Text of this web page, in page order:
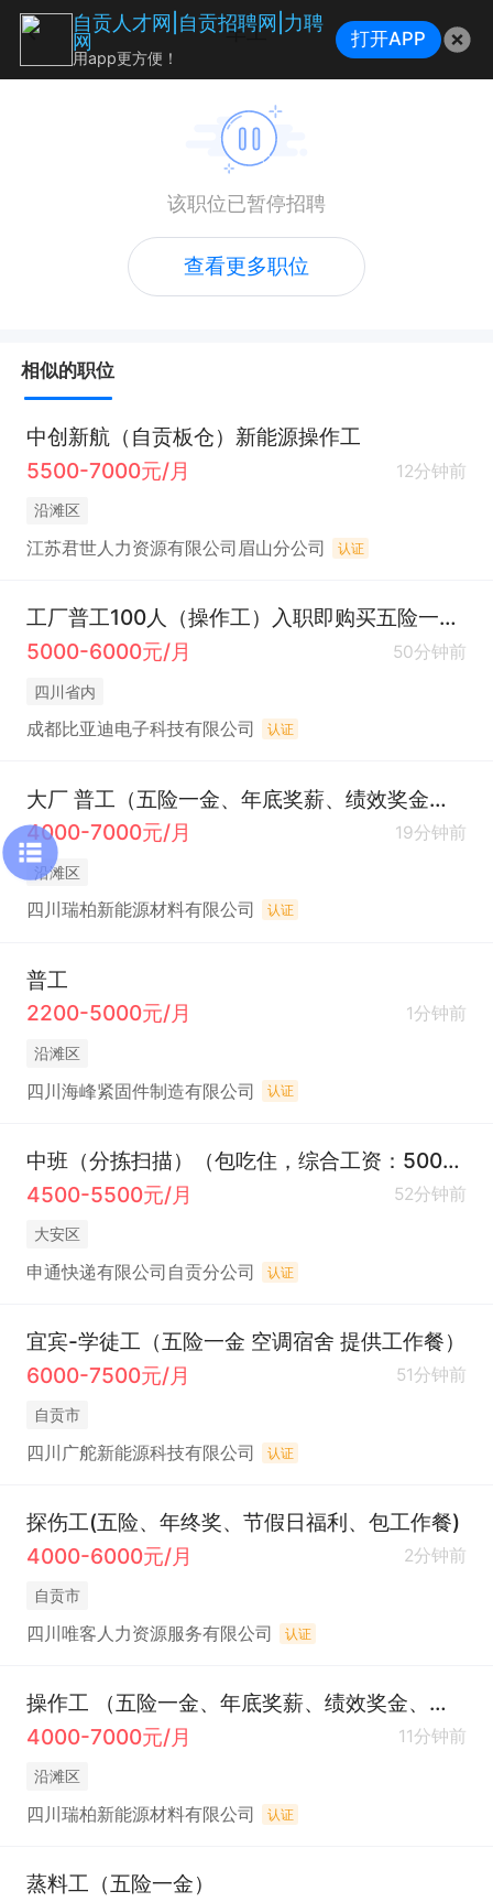
车工
该职位已暂停招聘
查看更多职位
相似的职位
中创新航（自贡板仓）新能源操作工
5500-7000元/月
12分钟前
沿滩区
江苏君世人力资源有限公司眉山分公司 认证
工厂普工100人（操作工）入职即购买五险一金+免费住宿+餐
5000-6000元/月
50分钟前
四川省内
成都比亚迪电子科技有限公司 认证
大厂 普工（五险一金、年底奖薪、绩效奖金、定期体检、员工旅游、高温补贴、节日福利）
4000-7000元/月
19分钟前
沿滩区
四川瑞柏新能源材料有限公司 认证
普工
2200-5000元/月
1分钟前
沿滩区
四川海峰紧固件制造有限公司 认证
中班（分拣扫描）（包吃住，综合工资：5000元左右）（上班时间：凌晨1：20--中午12：50）
4500-5500元/月
52分钟前
大安区
申通快递有限公司自贡分公司 认证
宜宾-学徒工（五险一金 空调宿舍 提供工作餐）
6000-7500元/月
51分钟前
自贡市
四川广舵新能源科技有限公司 认证
探伤工(五险、年终奖、节假日福利、包工作餐)
4000-6000元/月
2分钟前
自贡市
四川唯客人力资源服务有限公司 认证
操作工 （五险一金、年底奖薪、绩效奖金、定期体检、员工旅游、高温补贴、节日福利）
4000-7000元/月
11分钟前
沿滩区
四川瑞柏新能源材料有限公司 认证
蒸料工（五险一金）
自贡人才网|自贡招聘网|力聘
网
用app更方便！
打开APP